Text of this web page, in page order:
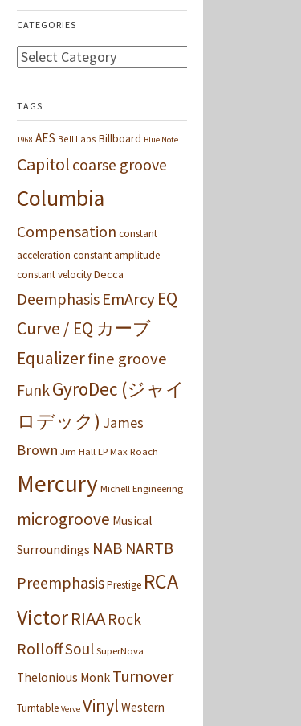
CATEGORIES
Categories
TAGS
1968 AES Bell Labs Billboard Blue Note
Capitol coarse groove
Columbia
Compensation constant
acceleration constant amplitude
constant velocityDecca
Deemphasis EmArcyEQ
Curve / EQ カーブ
Equalizerfine groove
FunkGyroDec (ジャイ
ロデック) James
Brown Jim Hall LP Max Roach
Mercury Michell Engineering
microgroove Musical
Surroundings NAB NARTB
PreemphasisPrestige RCA
VictorRIAA Rock
RolloffSoul SuperNova
Thelonious Monk Turnover
Turntable Verve Vinyl Western